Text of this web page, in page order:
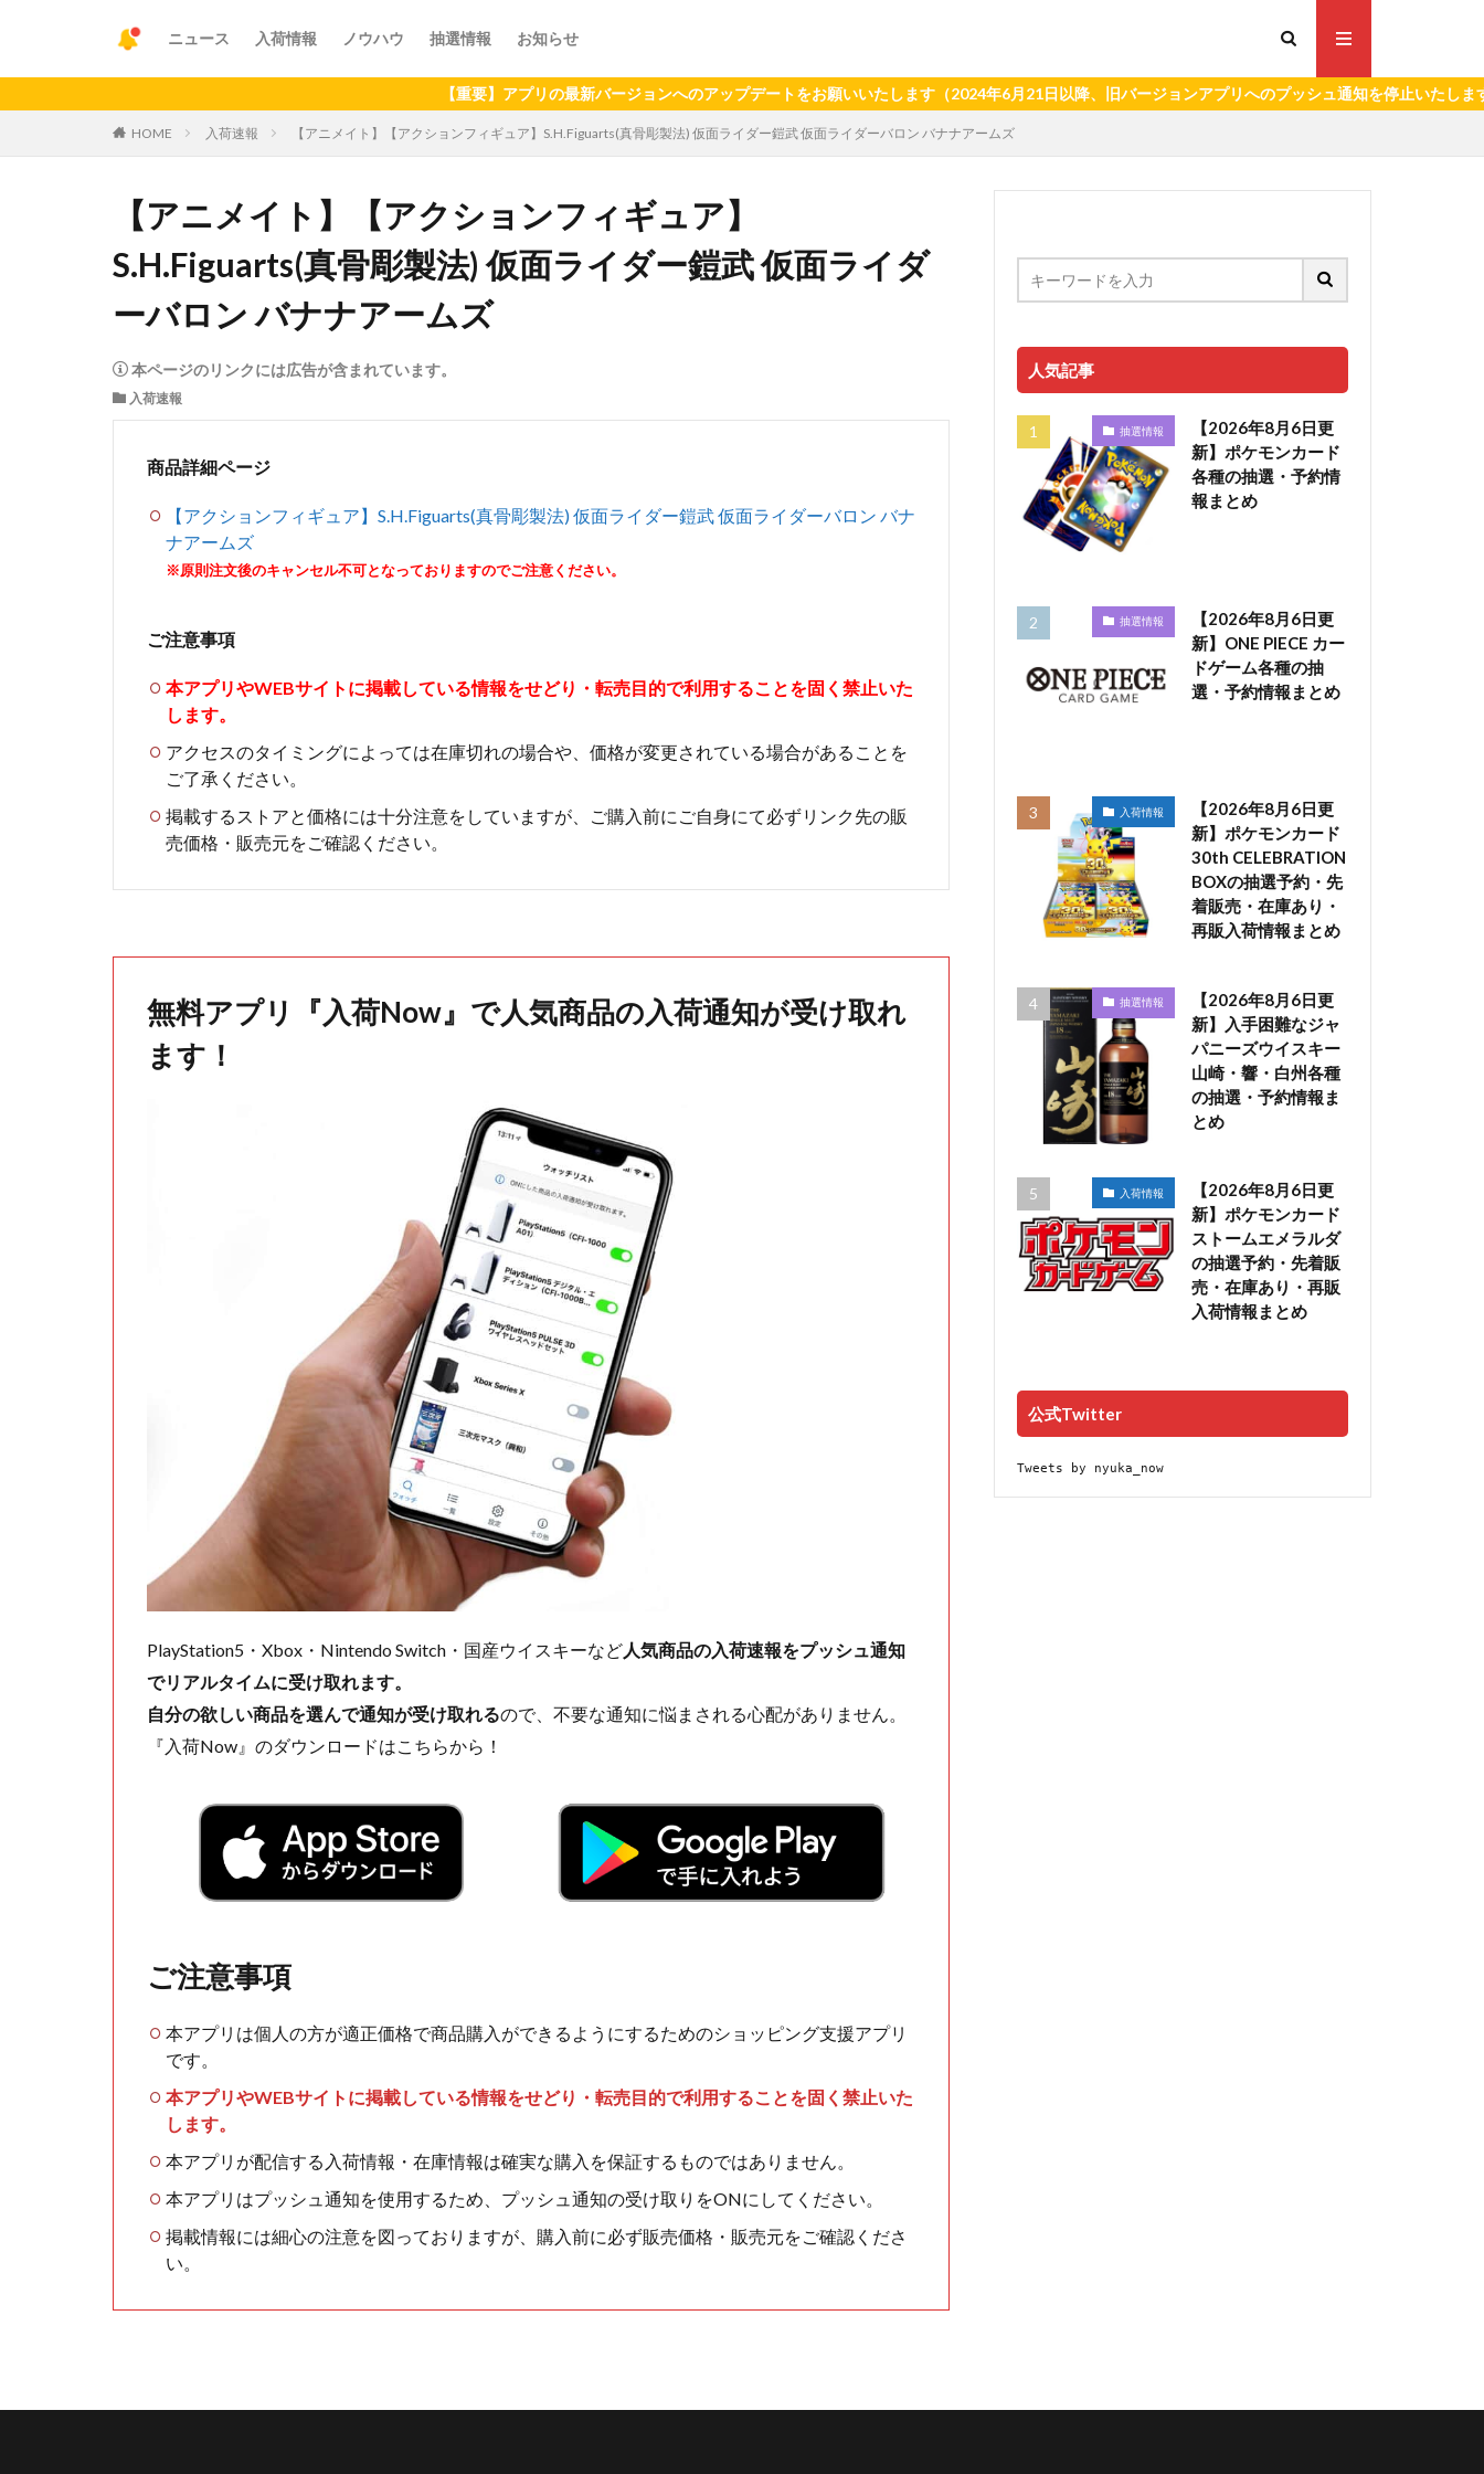
ニュース 入荷情報 ノウハウ 抽選情報 お知らせ
【重要】アプリの最新バージョンへのアップデートをお願いいたします（2024年6月21日以降、旧バージョンアプリへのプッシュ通知を停止いたします。）
HOME 入荷速報 【アニメイト】【アクションフィギュア】S.H.Figuarts(真骨彫製法) 仮面ライダー鎧武 仮面ライダーバロン バナナアームズ
【アニメイト】【アクションフィギュア】
S.H.Figuarts(真骨彫製法) 仮面ライダー鎧武 仮面ライダ
ーバロン バナナアームズ
本ページのリンクには広告が含まれています。
入荷速報
商品詳細ページ
【アクションフィギュア】S.H.Figuarts(真骨彫製法) 仮面ライダー鎧武 仮面ライダーバロン バナ
ナアームズ
※原則注文後のキャンセル不可となっておりますのでご注意ください。
ご注意事項
本アプリやWEBサイトに掲載している情報をせどり・転売目的で利用することを固く禁止いた
します。
アクセスのタイミングによっては在庫切れの場合や、価格が変更されている場合があることを
ご了承ください。
掲載するストアと価格には十分注意をしていますが、ご購入前にご自身にて必ずリンク先の販
売価格・販売元をご確認ください。
無料アプリ『入荷Now』で人気商品の入荷通知が受け取れ
ます！
PlayStation5・Xbox・Nintendo Switch・国産ウイスキーなど人気商品の入荷速報をプッシュ通知
でリアルタイムに受け取れます。
自分の欲しい商品を選んで通知が受け取れるので、不要な通知に悩まされる心配がありません。
『入荷Now』のダウンロードはこちらから！
ご注意事項
本アプリは個人の方が適正価格で商品購入ができるようにするためのショッピング支援アプリ
です。
本アプリやWEBサイトに掲載している情報をせどり・転売目的で利用することを固く禁止いた
します。
本アプリが配信する入荷情報・在庫情報は確実な購入を保証するものではありません。
本アプリはプッシュ通知を使用するため、プッシュ通知の受け取りをONにしてください。
掲載情報には細心の注意を図っておりますが、購入前に必ず販売価格・販売元をご確認くださ
い。
人気記事
抽選情報
【2026年8月6日更
新】ポケモンカード
各種の抽選・予約情
報まとめ
抽選情報
【2026年8月6日更
新】ONE PIECE カー
ドゲーム各種の抽
選・予約情報まとめ
入荷情報
【2026年8月6日更
新】ポケモンカード
30th CELEBRATION
BOXの抽選予約・先
着販売・在庫あり・
再販入荷情報まとめ
抽選情報
【2026年8月6日更
新】入手困難なジャ
パニーズウイスキー
山崎・響・白州各種
の抽選・予約情報ま
とめ
入荷情報
【2026年8月6日更
新】ポケモンカード
ストームエメラルダ
の抽選予約・先着販
売・在庫あり・再販
入荷情報まとめ
公式Twitter
Tweets by nyuka_now